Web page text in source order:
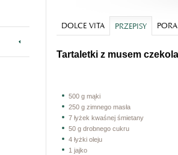
DOLCE VITA PRZEPISY
Tartaletki z musem
500 g mąki
250 g zimnego masła
7 łyżek kwaśnej śmietany
50 g drobnego cukru
4 łyżki oleju
1 jajko